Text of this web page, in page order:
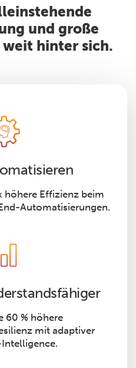
und große
hinter sich.
höhere Effizienz beim
Automatisierungen.
60 % höhere
mit adaptiver